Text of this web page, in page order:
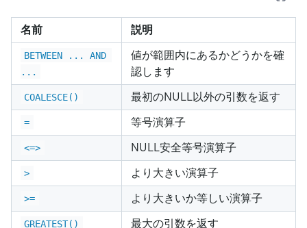
名前 説明
BETWEEN ... AND
...
値が範囲内にあるかどうかを確
認します
COALESCE() 最初のNULL以外の引数を返す
= 等号演算子
<=> NULL安全等号演算子
> より大きい演算子
>= より大きいか等しい演算子
GREATEST() 最大の引数を返す